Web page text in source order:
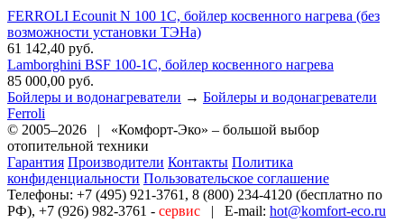
FERROLI Ecounit N 100 1C, бойлер косвенного нагрева (без
возможности установки ТЭНа)
61 142,40 руб.
Lamborghini BSF 100-1C, бойлер косвенного нагрева
85 000,00 руб.
Бойлеры и водонагреватели → Бойлеры и водонагреватели
Ferroli
© 2005–2026 | «Комфорт-Эко» – большой выбор
отопительной техники
Гарантия Производители Контакты Политика
конфиденциальности Пользовательское соглашение
Телефоны: +7 (495) 921-3761, 8 (800) 234-4120 (бесплатно по
РФ), +7 (926) 982-3761 - сервис | E-mail: hot@komfort-eco.ru